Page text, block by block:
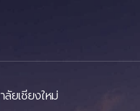
ยเชียงใหม่